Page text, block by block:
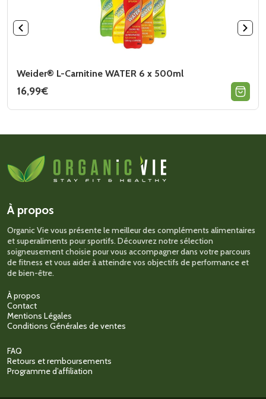
Weider® L-Carnitine WATER 6 x 500ml
16,99€
produit
options
peuvent
être
la
du
produit
À propos
Organic Vie vous présente le meilleur des compléments alimentaires
et superaliments pour sportifs. Découvrez notre sélection
soigneusement choisie pour vous accompagner dans votre parcours
de fitness et vous aider à atteindre vos objectifs de performance et
de bien-être.
À propos
Contact
Mentions Légales
Conditions Générales de ventes
FAQ
Retours et remboursements
Programme d’affiliation